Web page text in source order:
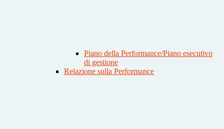
Piano della Performance/Piano esecutivo
di gestione
Relazione sulla Performance